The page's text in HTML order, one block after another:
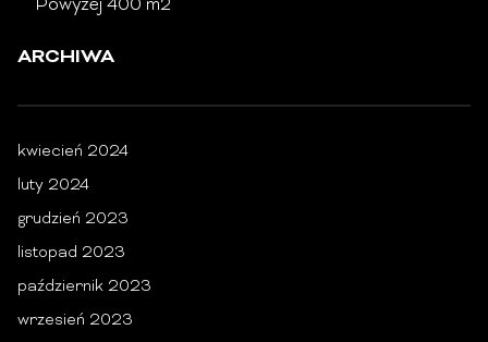
Powyżej 400 m2
ARCHIWA
kwiecień 2024
luty 2024
grudzień 2023
listopad 2023
październik 2023
wrzesień 2023